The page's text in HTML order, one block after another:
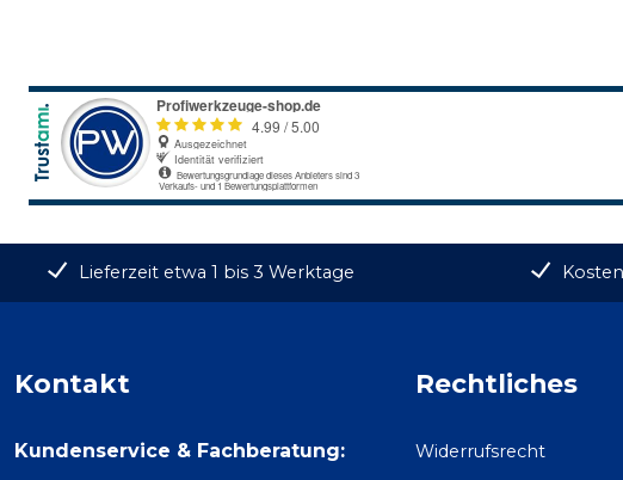
Lieferzeit etwa 1 bis 3 Werktage
Kontakt
Kundenservice & Fachberatung:
Rechtliches
Widerrufsrecht